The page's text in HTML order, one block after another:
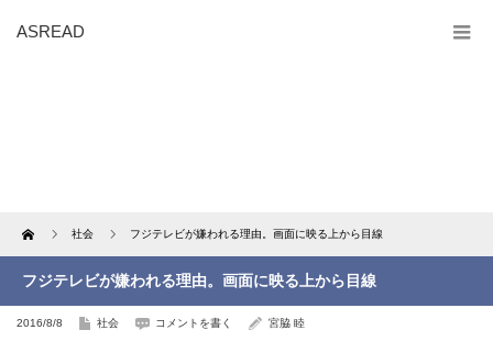
ASREAD
Home 社会 フジテレビが嫌われる理由。画面に映る上から目線
フジテレビが嫌われる理由。画面に映る上から目線
2016/8/8 社会 コメントを書く 宮脇 睦